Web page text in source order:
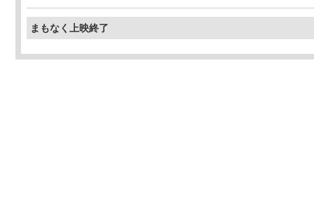
まもなく上映終了